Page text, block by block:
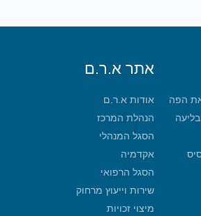
הפה
אתר א.ר.ם
אודות א.ר.ם
הנהלת המרכז
הסגל המנהלי
אקדמיה
הסגל הרפואי
שירות וייעוץ מרחוק
מיצוי זכויות